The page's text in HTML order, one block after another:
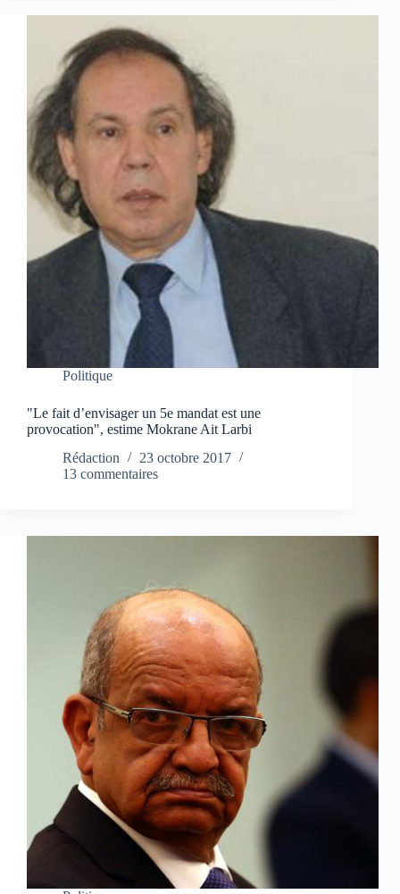
Politique
"Le fait d’envisager un 5e mandat est une
provocation", estime Mokrane Ait Larbi
Rédaction
23 octobre 2017
13 commentaires